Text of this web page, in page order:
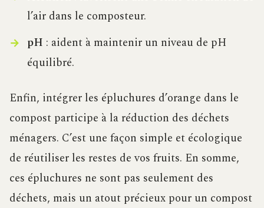
l’air dans le composteur.
pH : aident à maintenir un niveau de pH
équilibré.
Enfin, intégrer les épluchures d’orange dans le
compost participe à la réduction des déchets
ménagers. C’est une façon simple et écologique
de réutiliser les restes de vos fruits. En somme,
ces épluchures ne sont pas seulement des
déchets, mais un atout précieux pour un compost